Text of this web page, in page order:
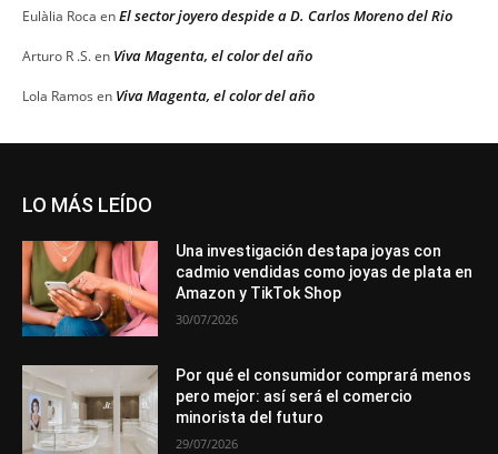
Eulàlia Roca enEl sector joyero despide a D. Carlos Moreno del Rio
Arturo R .S.en Viva Magenta, el color del año
Lola Ramos en Viva Magenta, el color del año
LO MÁS LEÍDO
Una investigación destapa joyas con
cadmio vendidas como joyas de plata en
Amazon y TikTok Shop
30/07/2026
Por qué el consumidor comprará menos
pero mejor: así será el comercio
minorista del futuro
29/07/2026